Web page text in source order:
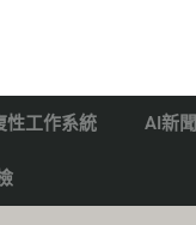
性工作系統 AI新聞